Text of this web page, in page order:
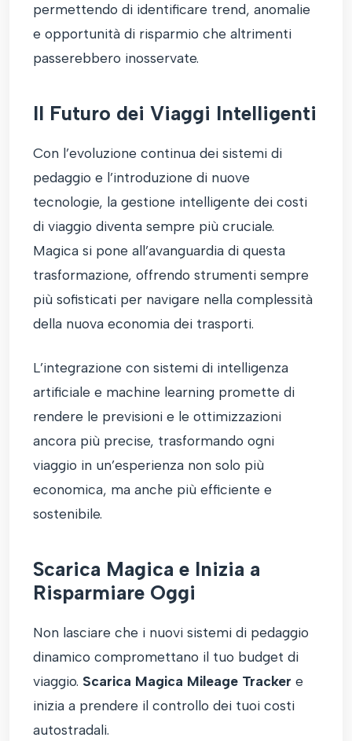
permettendo di identificare trend, anomalie
e opportunità di risparmio che altrimenti
passerebbero inosservate.
Il Futuro dei Viaggi Intelligenti
Con l’evoluzione continua dei sistemi di
pedaggio e l’introduzione di nuove
tecnologie, la gestione intelligente dei costi
di viaggio diventa sempre più cruciale.
Magica si pone all’avanguardia di questa
trasformazione, offrendo strumenti sempre
più sofisticati per navigare nella complessità
della nuova economia dei trasporti.
L’integrazione con sistemi di intelligenza
artificiale e machine learning promette di
rendere le previsioni e le ottimizzazioni
ancora più precise, trasformando ogni
viaggio in un’esperienza non solo più
economica, ma anche più efficiente e
sostenibile.
Scarica Magica e Inizia a
Risparmiare Oggi
Non lasciare che i nuovi sistemi di pedaggio
dinamico compromettano il tuo budget di
viaggio. Scarica Magica Mileage Tracker e
inizia a prendere il controllo dei tuoi costi
autostradali.